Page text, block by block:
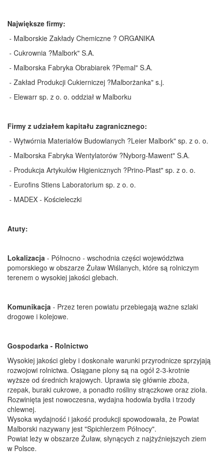
Największe firmy:
- Malborskie Zakłady Chemiczne ? ORGANIKA
- Cukrownia ?Malbork" S.A.
- Malborska Fabryka Obrabiarek ?Pemal" S.A.
- Zakład Produkcji Cukierniczej ?Malborżanka" s.j.
- Elewarr sp. z o. o. oddział w Malborku
Firmy z udziałem kapitału zagranicznego:
- Wytwórnia Materiałów Budowlanych ?Leier Malbork" sp. z o. o.
- Malborska Fabryka Wentylatorów ?Nyborg-Mawent" S.A.
- Produkcja Artykułów Higienicznych ?Prino-Plast" sp. z o. o.
- Eurofins Stiens Laboratorium sp. z o. o.
- MADEX - Kościeleczki
Atuty:
Lokalizacja - Północno - wschodnia części województwa
pomorskiego w obszarze Żuław Wiślanych, które są rolniczym
terenem o wysokiej jakości glebach.
Komunikacja - Przez teren powiatu przebiegają ważne szlaki
drogowe i kolejowe.
Gospodarka - Rolnictwo
Wysokiej jakości gleby i doskonałe warunki przyrodnicze sprzyjają
rozwojowi rolnictwa. Osiągane plony są na ogół 2-3-krotnie
wyższe od średnich krajowych. Uprawia się głównie zboża,
rzepak, buraki cukrowe, a ponadto rośliny strączkowe oraz zioła.
Rozwinięta jest nowoczesna, wydajna hodowla bydła i trzody
chlewnej.
Wysoka wydajność i jakość produkcji spowodowała, że Powiat
Malborski nazywany jest "Spichlerzem Północy".
Powiat leży w obszarze Żuław, słynących z najżyźniejszych ziem
w Polsce.